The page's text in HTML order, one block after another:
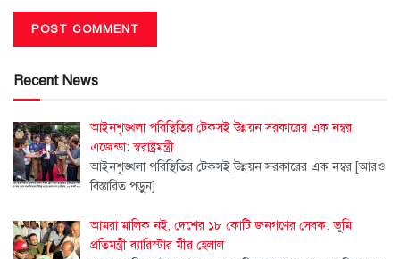
Recent News
আইনশৃঙ্খলা পরিস্থিতির টেকসই উন্নয়ন সরকারের এক নম্বর
এজেন্ডা: স্বরাষ্ট্রমন্ত্রী
আইনশৃঙ্খলা পরিস্থিতির টেকসই উন্নয়ন সরকারের এক নম্বর [আরও
বিস্তারিত পড়ুন]
আমরা মালিক নই, দেশের ১৮ কোটি জনগণের সেবক: ভূমি
প্রতিমন্ত্রী ব্যারিস্টার মীর হেলাল